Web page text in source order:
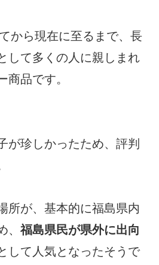
から現在に至るまで、長
して多くの人に親しまれ
商品です。
が珍しかったため、評判
所が、基本的に福島県内
、福島県民が県外に出向
して人気となったそうで